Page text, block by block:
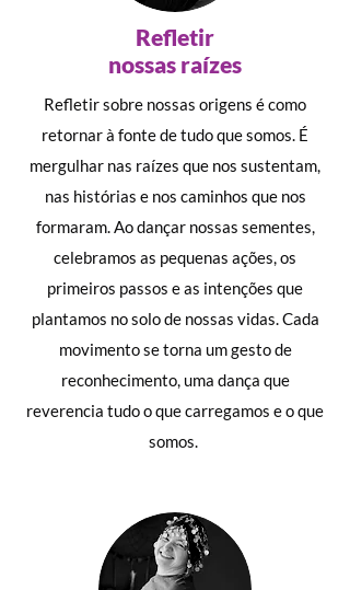
Refletir
nossas raízes
Refletir sobre nossas origens é como
retornar à fonte de tudo que somos. É
mergulhar nas raízes que nos sustentam,
nas histórias e nos caminhos que nos
formaram. Ao dançar nossas sementes,
celebramos as pequenas ações, os
primeiros passos e as intenções que
plantamos no solo de nossas vidas. Cada
movimento se torna um gesto de
reconhecimento, uma dança que
reverencia tudo o que carregamos e o que
somos. ​